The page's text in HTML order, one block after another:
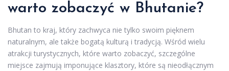
warto zobaczyć w Bhutanie?
Bhutan to kraj, który zachwyca nie tylko swoim pięknem
naturalnym, ale także bogatą kulturą i tradycją. Wśród wielu
atrakcji turystycznych, które warto zobaczyć, szczególne
miejsce zajmują imponujące klasztory, które są nieodłącznym